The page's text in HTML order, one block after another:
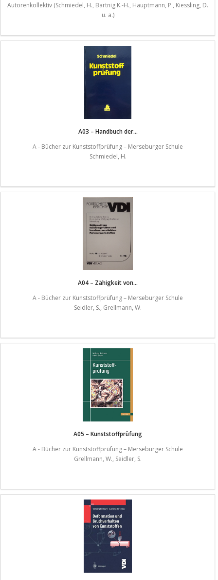
Autorenkollektiv (Schmiedel, H., Bartnig K.-H., Hauptmann, P., Kiessling, D.
u. a.)
A03 – Handbuch der...
A - Bücher zur Kunststoffprüfung – Merseburger Schule
Schmiedel, H.
A04 – Zähigkeit von...
A - Bücher zur Kunststoffprüfung – Merseburger Schule
Seidler, S., Grellmann, W.
A05 – Kunststoffprüfung
A - Bücher zur Kunststoffprüfung – Merseburger Schule
Grellmann, W., Seidler, S.